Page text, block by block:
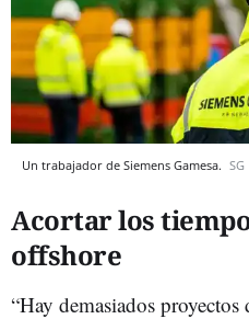
Un trabajador de Siemens Gamesa. SG
Acortar los
offshore
“Hay demasiados